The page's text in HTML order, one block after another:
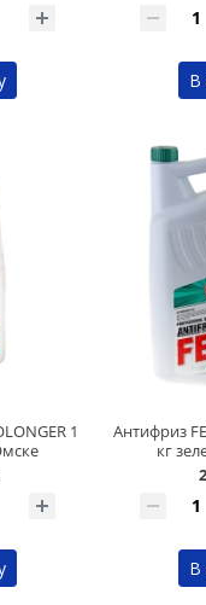
В
1
Антифриз
кг
В